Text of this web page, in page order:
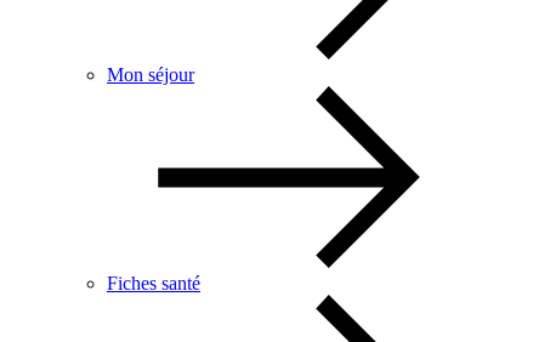
Mon séjour
Fiches santé